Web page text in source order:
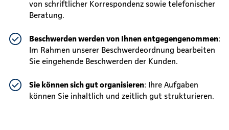
von schriftlicher Korrespondenz sowie telefonischer
Beratung.
Beschwerden werden von Ihnen entgegengenommen:
Im Rahmen unserer Beschwerdeordnung bearbeiten
Sie eingehende Beschwerden der Kunden.
Sie können sich gut organisieren: Ihre Aufgaben
können Sie inhaltlich und zeitlich gut strukturieren.